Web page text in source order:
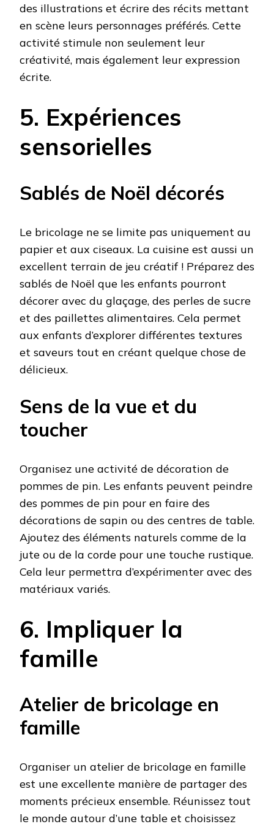
des illustrations et écrire des récits mettant
en scène leurs personnages préférés. Cette
activité stimule non seulement leur
créativité, mais également leur expression
écrite.
5. Expériences
sensorielles
Sablés de Noël décorés
Le bricolage ne se limite pas uniquement au
papier et aux ciseaux. La cuisine est aussi un
excellent terrain de jeu créatif ! Préparez des
sablés de Noël que les enfants pourront
décorer avec du glaçage, des perles de sucre
et des paillettes alimentaires. Cela permet
aux enfants d’explorer différentes textures
et saveurs tout en créant quelque chose de
délicieux.
Sens de la vue et du
toucher
Organisez une activité de décoration de
pommes de pin. Les enfants peuvent peindre
des pommes de pin pour en faire des
décorations de sapin ou des centres de table.
Ajoutez des éléments naturels comme de la
jute ou de la corde pour une touche rustique.
Cela leur permettra d’expérimenter avec des
matériaux variés.
6. Impliquer la
famille
Atelier de bricolage en
famille
Organiser un atelier de bricolage en famille
est une excellente manière de partager des
moments précieux ensemble. Réunissez tout
le monde autour d’une table et choisissez